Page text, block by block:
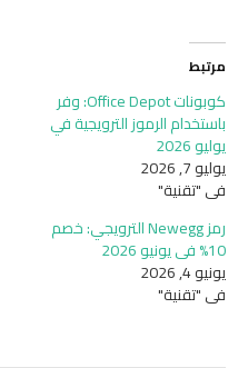
مرتبط
كوبونات Office Depot: وفر
باستخدام الرموز الترويجية في
يوليو 2026
يوليو 7, 2026
في "تقنية"
رمز Newegg الترويجي: خصم
10% في يونيو 2026
يونيو 4, 2026
في "تقنية"